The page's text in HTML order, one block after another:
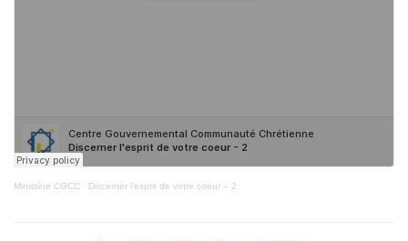
Ministère CGCC · Discerner l’esprit de votre coeur – 2